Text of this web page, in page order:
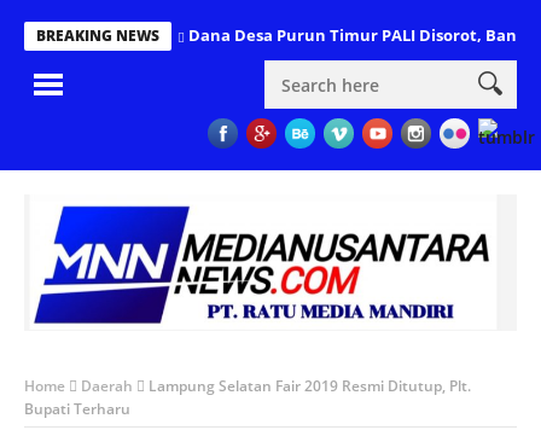
BREAKING NEWS Dana Desa Purun Timur PALI Disorot,
Home Daerah
Lampung Selatan Fair 2019 Resmi Ditutup, Plt.
Bupati Terharu